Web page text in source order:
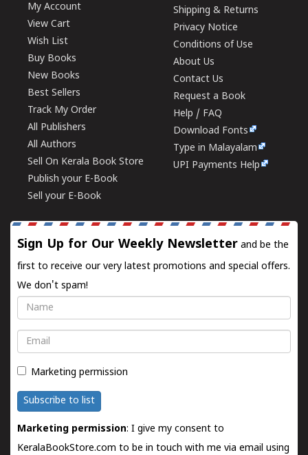
My Account
View Cart
Wish List
Buy Books
New Books
Best Sellers
Track My Order
All Publishers
All Authors
Sell On Kerala Book Store
Publish your E-Book
Sell your E-Book
Shipping & Returns
Privacy Notice
Conditions of Use
About Us
Contact Us
Request a Book
Help / FAQ
Download Fonts
Type in Malayalam
UPI Payments Help
Sign Up for Our Weekly Newsletter and be the
first to receive our very latest promotions and special offers.
We don't spam!
Name
Email
Marketing permission
Subscribe to list
Marketing permission: I give my consent to
KeralaBookStore.com to be in touch with me via email using